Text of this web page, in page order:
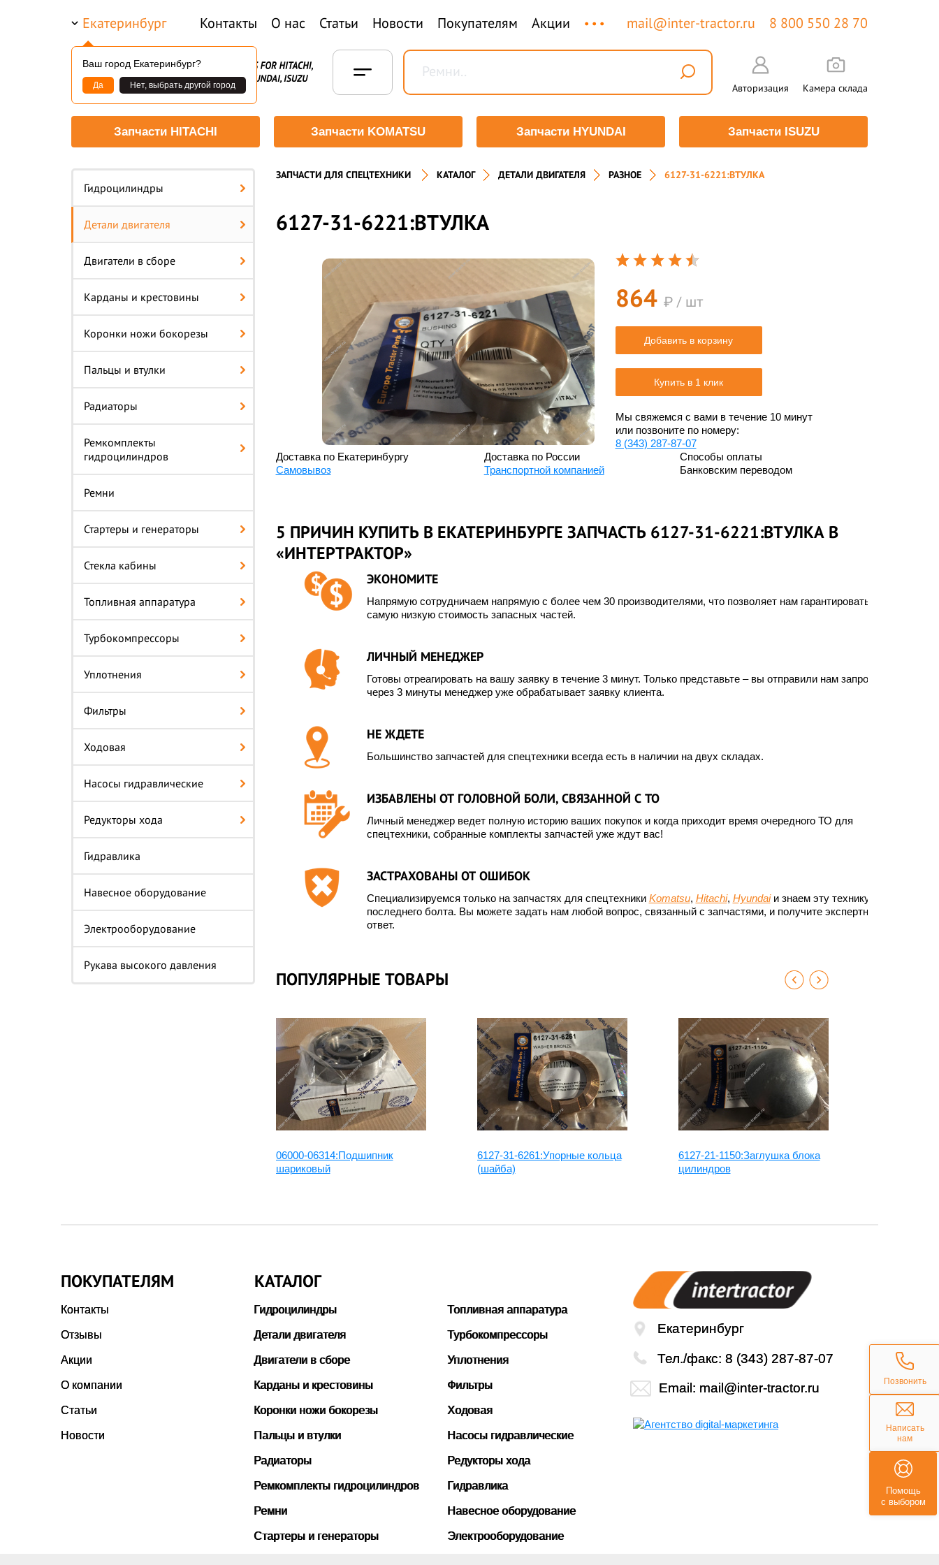
Екатеринбург
Ваш город Екатеринбург?
Да Нет, выбрать другой город
Контакты О нас Статьи Новости Покупателям Акции ... mail@inter-tractor.ru 8 800 550 28 70
Авторизация Камера склада
Запчасти HITACHI Запчасти KOMATSU Запчасти HYUNDAI Запчасти ISUZU
Гидроцилиндры
Детали двигателя
Двигатели в сборе
Карданы и крестовины
Коронки ножи бокорезы
Пальцы и втулки
Радиаторы
Ремкомплекты
гидроцилиндров
Ремни
Стартеры и генераторы
Стекла кабины
Топливная аппаратура
Турбокомпрессоры
Уплотнения
Фильтры
Ходовая
Насосы гидравлические
Редукторы хода
Гидравлика
Навесное оборудование
Электрооборудование
Рукава высокого давления
ЗАПЧАСТИ ДЛЯ СПЕЦТЕХНИКИ КАТАЛОГ ДЕТАЛИ ДВИГАТЕЛЯ РАЗНОЕ 6127-31-6221:ВТУЛКА
6127-31-6221:ВТУЛКА
864 ₽ / шт
Добавить в корзину
Купить в 1 клик
Мы свяжемся с вами в течение 10 минут
или позвоните по номеру:
8 (343) 287-87-07
Доставка по Екатеринбургу
Самовывоз
Доставка по России
Транспортной компанией
Способы оплаты
Банковским переводом
5 ПРИЧИН КУПИТЬ В ЕКАТЕРИНБУРГЕ ЗАПЧАСТЬ 6127-31-6221:ВТУЛКА В
«ИНТЕРТРАКТОР»
ЭКОНОМИТЕ
Напрямую сотрудничаем напрямую с более чем 30 производителями, что позволяет нам гарантировать
самую низкую стоимость запасных частей.
ЛИЧНЫЙ МЕНЕДЖЕР
Готовы отреагировать на вашу заявку в течение 3 минут. Только представьте – вы отправили нам запрос, а
через 3 минуты менеджер уже обрабатывает заявку клиента.
НЕ ЖДЕТЕ
Большинство запчастей для спецтехники всегда есть в наличии на двух складах.
ИЗБАВЛЕНЫ ОТ ГОЛОВНОЙ БОЛИ, СВЯЗАННОЙ С ТО
Личный менеджер ведет полную историю ваших покупок и когда приходит время очередного ТО для
спецтехники, собранные комплекты запчастей уже ждут вас!
ЗАСТРАХОВАНЫ ОТ ОШИБОК
Специализируемся только на запчастях для спецтехники Komatsu, Hitachi, Hyundaiи знаем эту технику до
последнего болта. Вы можете задать нам любой вопрос, связанный с запчастями, и получите экспертный
ответ.
ПОПУЛЯРНЫЕ ТОВАРЫ
06000-06314:Подшипник
шариковый
6127-31-6261:Упорные кольца
(шайба)
6127-21-1150:Заглушка блока
цилиндров
ПОКУПАТЕЛЯМ
Контакты
Отзывы
Акции
О компании
Статьи
Новости
КАТАЛОГ
Гидроцилиндры
Детали двигателя
Двигатели в сборе
Карданы и крестовины
Коронки ножи бокорезы
Пальцы и втулки
Радиаторы
Ремкомплекты гидроцилиндров
Ремни
Стартеры и генераторы
Топливная аппаратура
Турбокомпрессоры
Уплотнения
Фильтры
Ходовая
Насосы гидравлические
Редукторы хода
Гидравлика
Навесное оборудование
Электрооборудование
Екатеринбург
Тел./факс: 8 (343) 287-87-07
Email: mail@inter-tractor.ru Позвонить
Написать
нам
Помощь
с выбором